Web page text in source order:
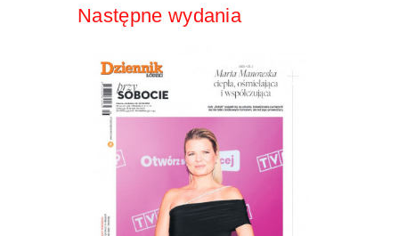
Następne wydania